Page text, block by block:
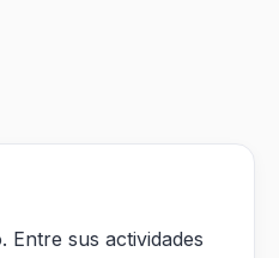
sus actividades